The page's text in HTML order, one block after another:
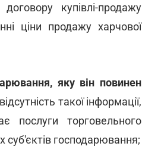
купівлі-продажу
ціни продажу харчової
яку він повинен
такої інформації,
послуги торговельного
господарювання;